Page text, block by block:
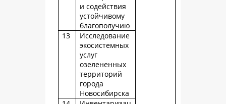
и содействия
устойчивому
благополучию
13
Исследование
экосистемных
услуг
озелененных
территорий
города
Новосибирска